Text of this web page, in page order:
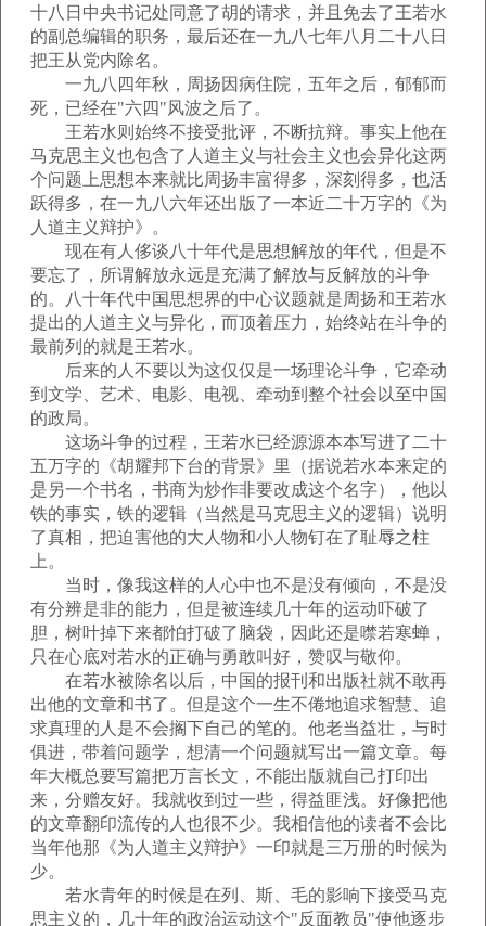
十八日中央书记处同意了胡的请求，并且免去了王若水
的副总编辑的职务，最后还在一九八七年八月二十八日
把王从党内除名。
一九八四年秋，周扬因病住院，五年之后，郁郁而
死，已经在"六四"风波之后了。
王若水则始终不接受批评，不断抗辩。事实上他在
马克思主义也包含了人道主义与社会主义也会异化这两
个问题上思想本来就比周扬丰富得多，深刻得多，也活
跃得多，在一九八六年还出版了一本近二十万字的《为
人道主义辩护》。
现在有人侈谈八十年代是思想解放的年代，但是不
要忘了，所谓解放永远是充满了解放与反解放的斗争
的。八十年代中国思想界的中心议题就是周扬和王若水
提出的人道主义与异化，而顶着压力，始终站在斗争的
最前列的就是王若水。
后来的人不要以为这仅仅是一场理论斗争，它牵动
到文学、艺术、电影、电视、牵动到整个社会以至中国
的政局。
这场斗争的过程，王若水已经源源本本写进了二十
五万字的《胡耀邦下台的背景》里（据说若水本来定的
是另一个书名，书商为炒作非要改成这个名字），他以
铁的事实，铁的逻辑（当然是马克思主义的逻辑）说明
了真相，把迫害他的大人物和小人物钉在了耻辱之柱
上。
当时，像我这样的人心中也不是没有倾向，不是没
有分辨是非的能力，但是被连续几十年的运动吓破了
胆，树叶掉下来都怕打破了脑袋，因此还是噤若寒蝉，
只在心底对若水的正确与勇敢叫好，赞叹与敬仰。
在若水被除名以后，中国的报刊和出版社就不敢再
出他的文章和书了。但是这个一生不倦地追求智慧、追
求真理的人是不会搁下自己的笔的。他老当益壮，与时
俱进，带着问题学，想清一个问题就写出一篇文章。每
年大概总要写篇把万言长文，不能出版就自己打印出
来，分赠友好。我就收到过一些，得益匪浅。好像把他
的文章翻印流传的人也很不少。我相信他的读者不会比
当年他那《为人道主义辩护》一印就是三万册的时候为
少。
若水青年的时候是在列、斯、毛的影响下接受马克
思主义的，几十年的政治运动这个"反面教员"使他逐步